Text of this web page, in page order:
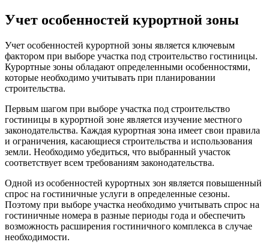
Учет особенностей курортной зоны
Учет особенностей курортной зоны является ключевым
фактором при выборе участка под строительство гостиницы.
Курортные зоны обладают определенными особенностями,
которые необходимо учитывать при планировании
строительства.
Первым шагом при выборе участка под строительство
гостиницы в курортной зоне является изучение местного
законодательства. Каждая курортная зона имеет свои правила
и ограничения, касающиеся строительства и использования
земли. Необходимо убедиться, что выбранный участок
соответствует всем требованиям законодательства.
Одной из особенностей курортных зон является повышенный
спрос на гостиничные услуги в определенные сезоны.
Поэтому при выборе участка необходимо учитывать спрос на
гостиничные номера в разные периоды года и обеспечить
возможность расширения гостиничного комплекса в случае
необходимости.